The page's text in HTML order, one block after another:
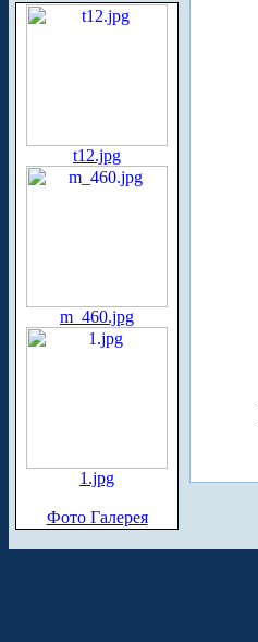
t12.jpg
m_460.jpg
1.jpg
Фото Галерея